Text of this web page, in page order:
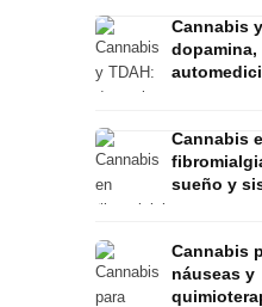
Cannabis
dopamina,
Cannabis
sueño y
Cannabis
náuseas y